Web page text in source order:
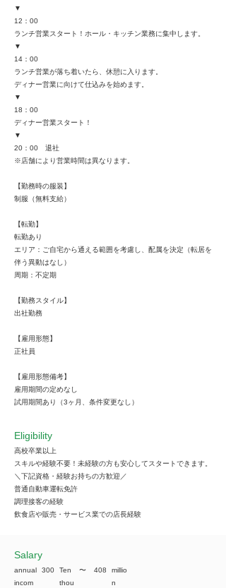
▼
12：00
ランチ営業スタート！ホール・キッチン業務に集中します。
▼
14：00
ランチ営業が落ち着いたら、休憩に入ります。
ディナー営業に向けて仕込みを始めます。
▼
18：00
ディナー営業スタート！
▼
20：00 退社
※店舗により営業時間は異なります。
【勤務時の服装】
制服（無料支給）
【転勤】
転勤あり
エリア：ご自宅から通える範囲を考慮し、配属を決定（転居を
伴う異動はなし）
周期：不定期
【勤務スタイル】
出社勤務
【雇用形態】
正社員
【雇用形態備考】
雇用期間の定めなし
試用期間あり（3ヶ月、条件変更なし）
Eligibility
高校卒業以上
スキルや経験不要！未経験の方も安心してスタートできます。
＼下記資格・経験お持ちの方歓迎／
普通自動車運転免許
調理接客の経験
飲食店や販売・サービス業での店長経験
​Salary
annual
incom
300
Ten
thou
​〜 408
millio
n